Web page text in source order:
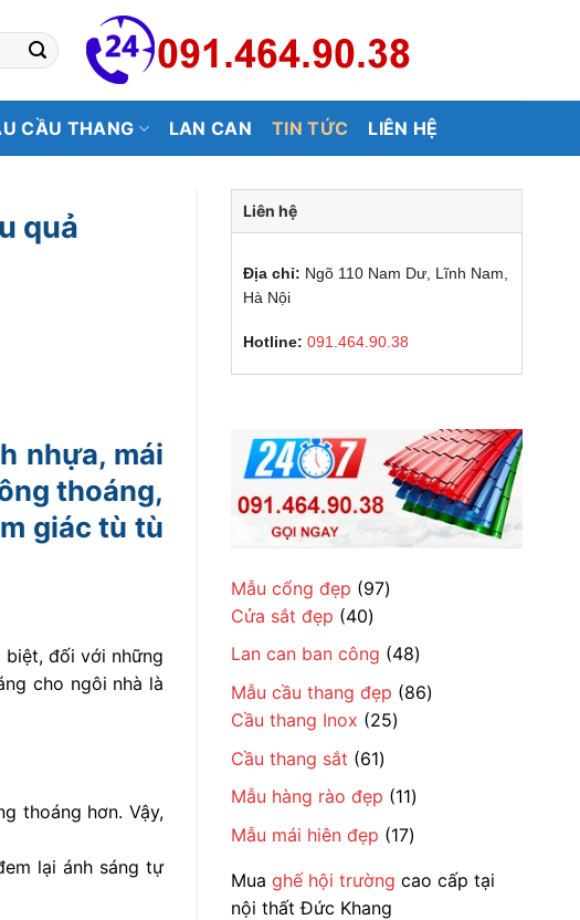
CẦU THANG LAN CAN TIN TỨC LIÊN HỆ
quả
nhựa, mái
thoáng,
giác tù tù
đối với những
cho ngôi nhà là
thoáng hơn. Vậy,
lại ánh sáng tự
Liên hệ
Địa chỉ: Ngõ 110 Nam Dư, Lĩnh Nam,
Hà Nội
Hotline: 091.464.90.38
Mẫu cổng đẹp 9797
phẩm
Cửa sắt đẹp 4040
sản
phẩm
Lan can ban công 4848
sản
phẩm
Mẫu cầu thang đẹp 8686
Cầu thang Inox 2525
Cầu thang sắt 6161
sản
phẩm
Mẫu hàng rào đẹp 1111
sản
phẩm
Mẫu mái hiên đẹp 1717
phẩm
Mua ghế hội trường cao cấp tại
nội thất Đức Khang